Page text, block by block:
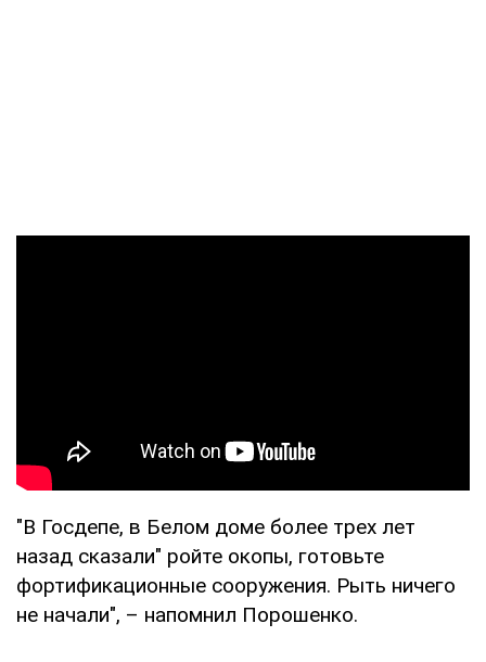
"В Госдепе, в Белом доме более трех лет
назад сказали" ройте окопы, готовьте
фортификационные сооружения. Рыть ничего
не начали", – напомнил Порошенко.